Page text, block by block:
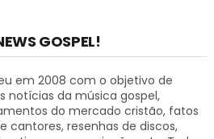
GOSPEL!
em 2008 com o objetivo de
notícias da música gospel,
do mercado cristão, fatos
cantores, resenhas de discos,